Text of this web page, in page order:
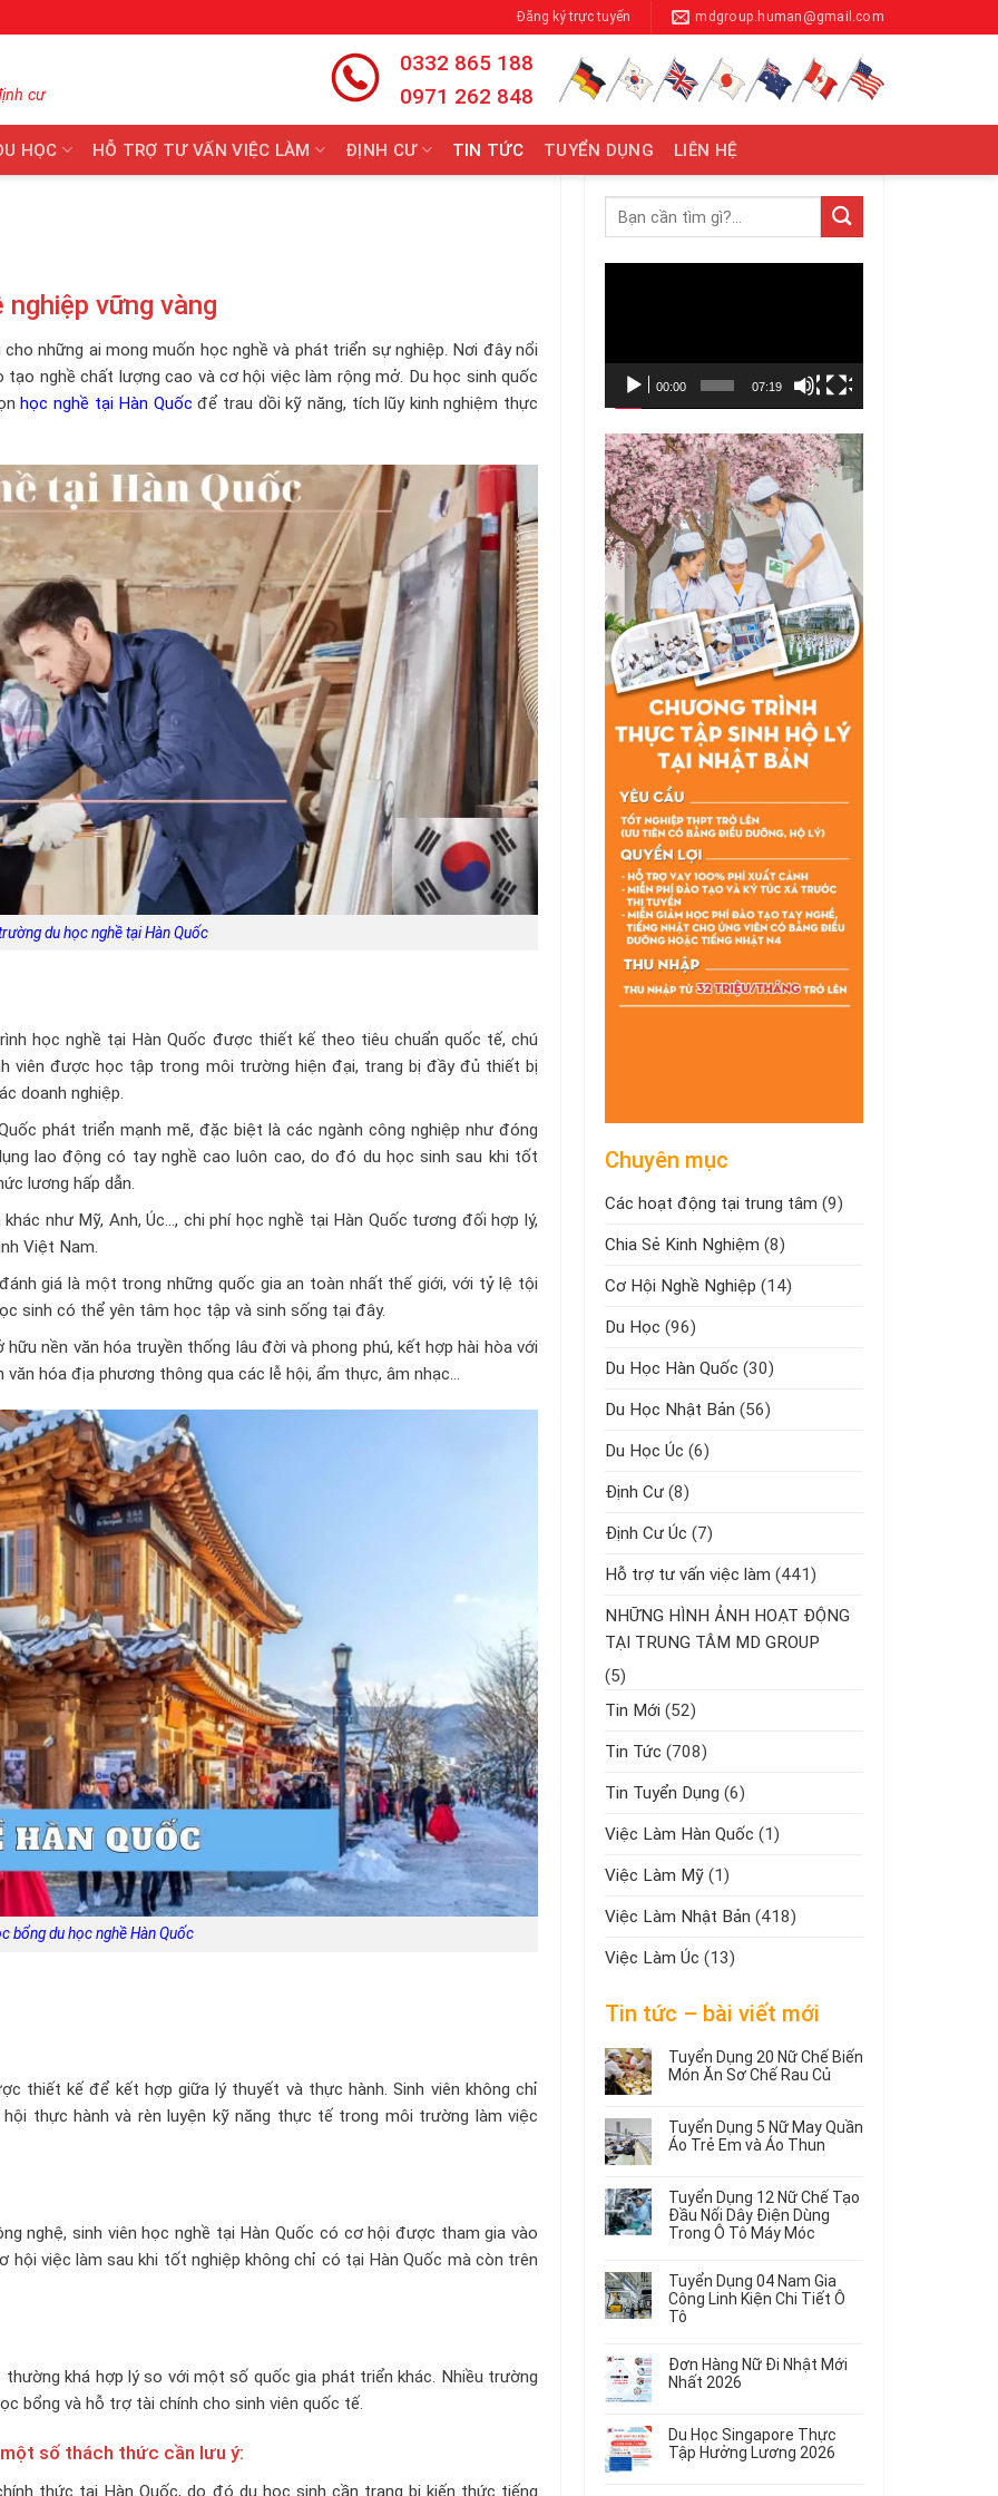
Đăng ký trực tuyến mdgroup.human@gmail.com
cư
0332 865 188
0971 262 848
HỌC HỖ TRỢ TƯ VẤN VIỆC LÀM ĐỊNH CƯ TIN TỨC TUYỂN DỤNG LIÊN HỆ
vững vàng
những ai mong muốn học nghề và phát triển sự nghiệp. Nơi đây nổi
nghề chất lượng cao và cơ hội việc làm rộng mở. Du học sinh quốc
học nghề tại Hàn Quốc để trau dồi kỹ năng, tích lũy kinh nghiệm thực
du học nghề tại Hàn Quốc
học nghề tại Hàn Quốc được thiết kế theo tiêu chuẩn quốc tế, chú
viên được học tập trong môi trường hiện đại, trang bị đầy đủ thiết bị
doanh nghiệp.
phát triển mạnh mẽ, đặc biệt là các ngành công nghiệp như đóng
lao động có tay nghề cao luôn cao, do đó du học sinh sau khi tốt
lương hấp dẫn.
như Mỹ, Anh, Úc…, chi phí học nghề tại Hàn Quốc tương đối hợp lý,
Việt Nam.
giá là một trong những quốc gia an toàn nhất thế giới, với tỷ lệ tội
sinh có thể yên tâm học tập và sinh sống tại đây.
nền văn hóa truyền thống lâu đời và phong phú, kết hợp hài hòa với
hóa địa phương thông qua các lễ hội, ẩm thực, âm nhạc…
bổng du học nghề Hàn Quốc
thiết kế để kết hợp giữa lý thuyết và thực hành. Sinh viên không chỉ
thực hành và rèn luyện kỹ năng thực tế trong môi trường làm việc
nghệ, sinh viên học nghề tại Hàn Quốc có cơ hội được tham gia vào
hội việc làm sau khi tốt nghiệp không chỉ có tại Hàn Quốc mà còn trên
khá hợp lý so với một số quốc gia phát triển khác. Nhiều trường
bổng và hỗ trợ tài chính cho sinh viên quốc tế.
số thách thức cần lưu ý:
thức tại Hàn Quốc, do đó du học sinh cần trang bị kiến thức tiếng
00:00 07:19
Chuyên mục
Các hoạt động tại trung tâm (9)
Chia Sẻ Kinh Nghiệm (8)
Cơ Hội Nghề Nghiệp (14)
Du Học (96)
Du Học Hàn Quốc (30)
Du Học Nhật Bản (56)
Du Học Úc (6)
Định Cư (8)
Định Cư Úc (7)
Hỗ trợ tư vấn việc làm (441)
NHỮNG HÌNH ẢNH HOẠT ĐỘNG
TẠI TRUNG TÂM MD GROUP
(5)
Tin Mới (52)
Tin Tức (708)
Tin Tuyển Dụng (6)
Việc Làm Hàn Quốc (1)
Việc Làm Mỹ (1)
Việc Làm Nhật Bản (418)
Việc Làm Úc (13)
Tin tức – bài viết mới
Tuyển Dụng 20 Nữ Chế Biến
Món Ăn Sơ Chế Rau Củ
có
bình
luận
Tuyển
Dụng
20
Nữ
Biến
Món
Ăn
Rau
Củ
Tuyển Dụng 5 Nữ May Quần
Áo Trẻ Em và Áo Thun
có
bình
luận
ở
Dụng
5
Nữ
May
Áo
Trẻ
Áo
Thun
Tuyển Dụng 12 Nữ Chế Tạo
Đầu Nối Dây Điện Dùng
Trong Ô Tô Máy Móc
có
bình
luận
ở
Dụng
12
Tạo
Đầu
Tuyển Dụng 04 Nam Gia
Công Linh Kiện Chi Tiết Ô
Tô
có
bình
luận
Tuyển
Dụng
04
Đơn Hàng Nữ Đi Nhật Mới
Nhất 2026
có
bình
luận
Du Học Singapore Thực
Tập Hưởng Lương 2026